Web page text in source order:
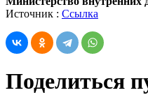
Источник : Ссылка
Поделиться